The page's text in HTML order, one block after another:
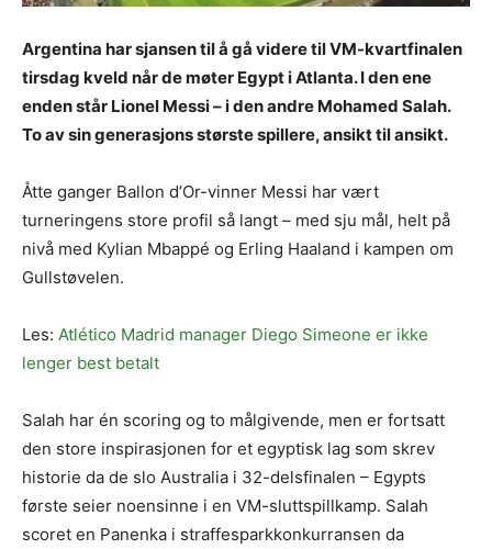
Argentina har sjansen til å gå videre til VM-kvartfinalen
tirsdag kveld når de møter Egypt i Atlanta. I den ene
enden står Lionel Messi – i den andre Mohamed Salah.
To av sin generasjons største spillere, ansikt til ansikt.
Åtte ganger Ballon d’Or-vinner Messi har vært
turneringens store profil så langt – med sju mål, helt på
nivå med Kylian Mbappé og Erling Haaland i kampen om
Gullstøvelen.
Les: Atlético Madrid manager Diego Simeone er ikke
lenger best betalt
Salah har én scoring og to målgivende, men er fortsatt
den store inspirasjonen for et egyptisk lag som skrev
historie da de slo Australia i 32-delsfinalen – Egypts
første seier noensinne i en VM-sluttspillkamp. Salah
scoret en Panenka i straffesparkkonkurransen da